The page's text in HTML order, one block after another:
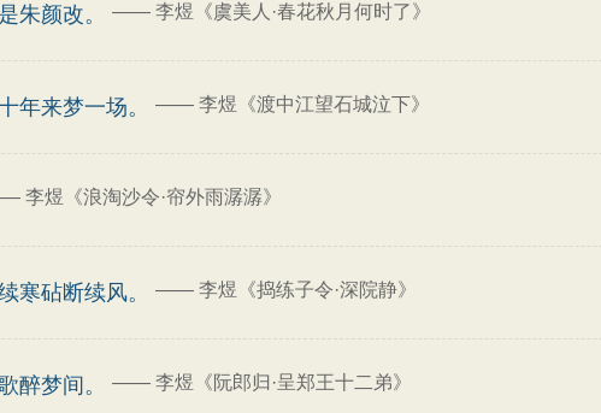
朱颜改。 —— 李煜《虞美人·春花秋月何时了》
年来梦一场。 —— 李煜《渡中江望石城泣下》
李煜《浪淘沙令·帘外雨潺潺》
寒砧断续风。 —— 李煜《捣练子令·深院静》
醉梦间。 —— 李煜《阮郎归·呈郑王十二弟》